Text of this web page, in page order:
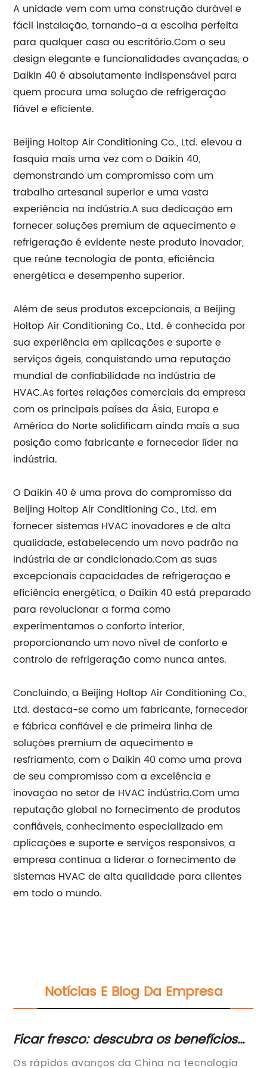
A unidade vem com uma construção durável e
fácil instalação, tornando-a a escolha perfeita
para qualquer casa ou escritório.Com o seu
design elegante e funcionalidades avançadas, o
Daikin 40 é absolutamente indispensável para
quem procura uma solução de refrigeração
fiável e eficiente.
Beijing Holtop Air Conditioning Co., Ltd. elevou a
fasquia mais uma vez com o Daikin 40,
demonstrando um compromisso com um
trabalho artesanal superior e uma vasta
experiência na indústria.A sua dedicação em
fornecer soluções premium de aquecimento e
refrigeração é evidente neste produto inovador,
que reúne tecnologia de ponta, eficiência
energética e desempenho superior.
Além de seus produtos excepcionais, a Beijing
Holtop Air Conditioning Co., Ltd. é conhecida por
sua experiência em aplicações e suporte e
serviços ágeis, conquistando uma reputação
mundial de confiabilidade na indústria de
HVAC.As fortes relações comerciais da empresa
com os principais países da Ásia, Europa e
América do Norte solidificam ainda mais a sua
posição como fabricante e fornecedor líder na
indústria.
O Daikin 40 é uma prova do compromisso da
Beijing Holtop Air Conditioning Co., Ltd. em
fornecer sistemas HVAC inovadores e de alta
qualidade, estabelecendo um novo padrão na
indústria de ar condicionado.Com as suas
excepcionais capacidades de refrigeração e
eficiência energética, o Daikin 40 está preparado
para revolucionar a forma como
experimentamos o conforto interior,
proporcionando um novo nível de conforto e
controlo de refrigeração como nunca antes.
Concluindo, a Beijing Holtop Air Conditioning Co.,
Ltd. destaca-se como um fabricante, fornecedor
e fábrica confiável e de primeira linha de
soluções premium de aquecimento e
resfriamento, com o Daikin 40 como uma prova
de seu compromisso com a excelência e
inovação no setor de HVAC indústria.Com uma
reputação global no fornecimento de produtos
confiáveis, conhecimento especializado em
aplicações e suporte e serviços responsivos, a
empresa continua a liderar o fornecimento de
sistemas HVAC de alta qualidade para clientes
em todo o mundo.
Notícias E Blog Da Empresa
fresco: descubra os benefícios
ventiladores de recuperação de
rápidos avanços da China na tecnologia
Novo
Título: